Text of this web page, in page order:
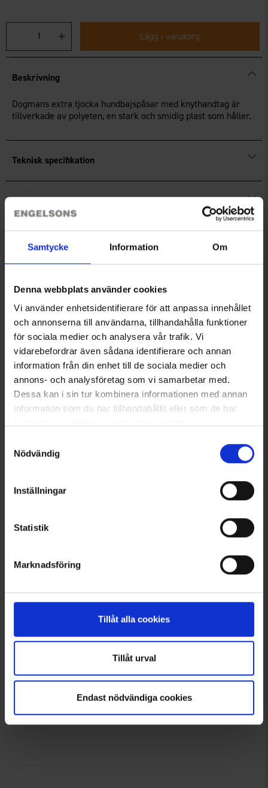
Samtycke Information Om
Denna webbplats använder cookies
Vi använder enhetsidentifierare för att anpassa innehållet
och annonserna till användarna, tillhandahålla funktioner
för sociala medier och analysera vår trafik. Vi
vidarebefordrar även sådana identifierare och annan
information från din enhet till de sociala medier och
annons- och analysföretag som vi samarbetar med.
Dessa kan i sin tur kombinera informationen med annan
information som du har tillhandahållit eller som de har
Nödvändig
Inställningar
Statistik
Marknadsföring
Tillåt alla cookies
Tillåt urval
Endast nödvändiga cookies
Lägg i varukorg
Beskrivning
Dogmans extra tjocka hundbajspåsar med knythandtag är
tillverkade av polyeten, en stark och smidig plast som håller.
Teknisk specifikation
Recensioner
Du kanske också behöver
Dogman Favoritgodis 750 g
Från40 kr
Dogman Malda Tuggpinnar 10-
Från12 kr
Liknande produkter
Andra köpte även
Tagga dina bilder med @engelsons så kan du också synas här!